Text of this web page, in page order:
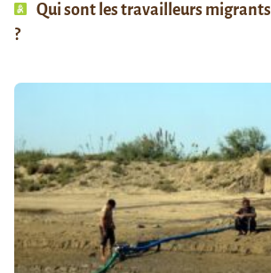
Qui sont les travailleurs
?